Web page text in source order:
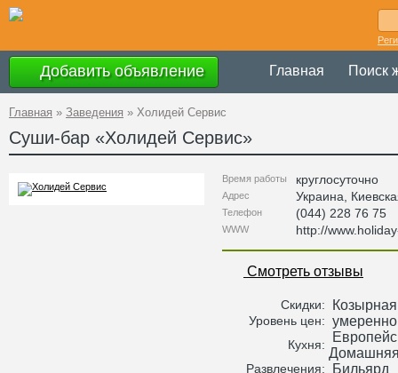
Добавить объявление Главная Поиск
Главная » Заведения » Холидей Сервис
Суши-бар «Холидей Сервис»
Время работы круглосуточно
Адрес Украина
Телефон (044) 228 76 75
WWW http://
Смотреть отзывы
Скидки:
Уровень цен: умеренно
Кухня:
Развлечения: Бильярд